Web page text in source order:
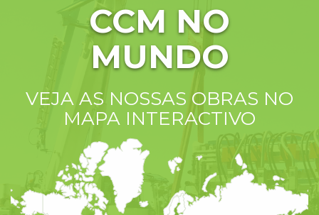
CCM NO
MUNDO
VEJA AS NOSSAS OBRAS NO
MAPA INTERACTIVO